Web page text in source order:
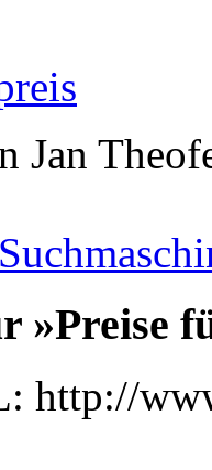
Jan
»Preise
http://